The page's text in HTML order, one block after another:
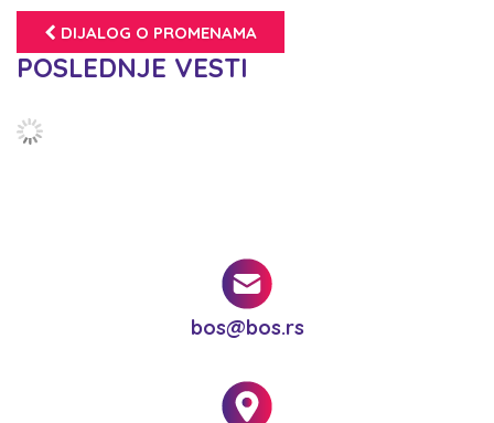
DIJALOG O PROMENAMA
POSLEDNJE VESTI
bos@bos.rs